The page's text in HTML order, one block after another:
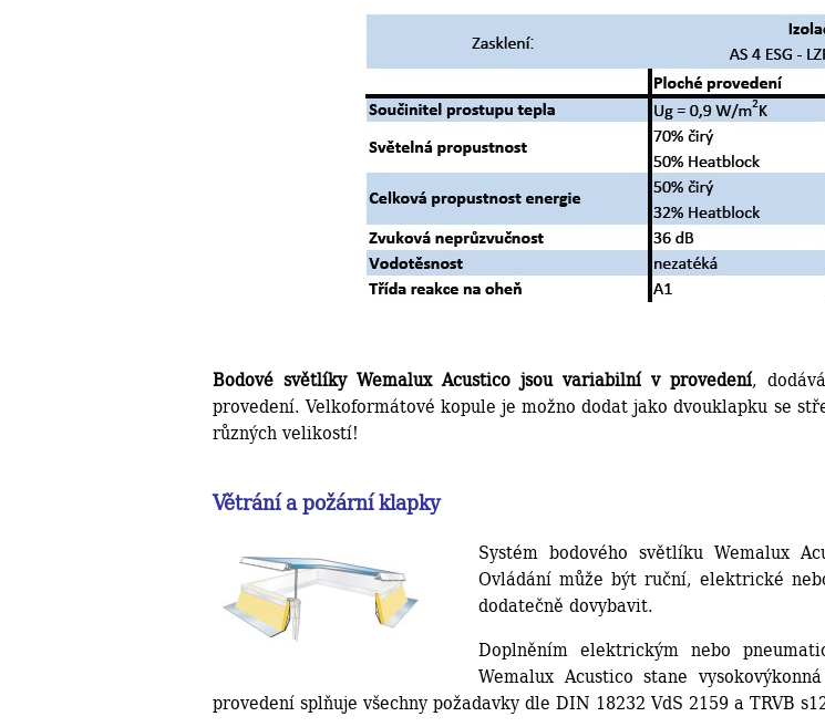
Bodové světlíky Wemalux Acustico jsou variabilní v provedení,
provedení. Velkoformátové kopule je možno dodat jako dvouklapku se
různých velikostí!
Větrání a požární klapky
Systém bodového světlíku Wemalux
Ovládání může být ruční, elektrické
dodatečně dovybavit.
Doplněním elektrickým nebo
Wemalux Acustico stane
provedení splňuje všechny požadavky dle DIN 18232 VdS 2159 a TRVB